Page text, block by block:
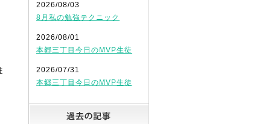
2026/08/03
8月私の勉強テクニック
2026/08/01
本郷三丁目今日のMVP生徒
2026/07/31
本郷三丁目今日のMVP生徒